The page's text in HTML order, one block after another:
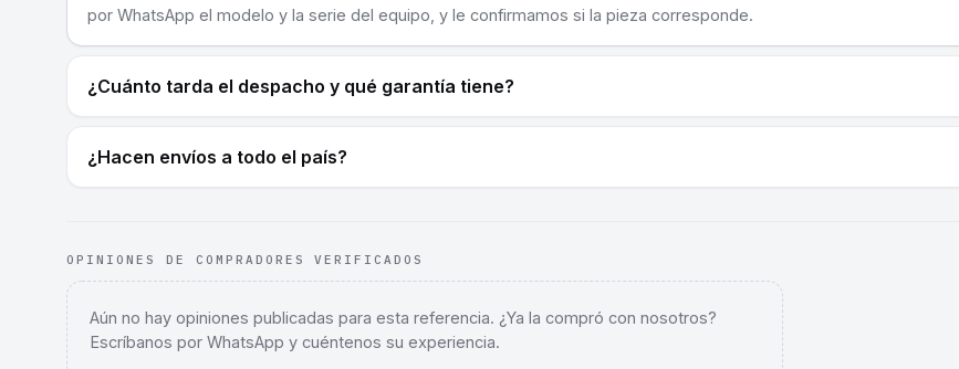
por WhatsApp el modelo y la serie del equipo, y le confirmamos si la pieza corresponde.
¿Cuánto tarda el despacho y qué garantía tiene?
¿Hacen envíos a todo el país?
OPINIONES DE COMPRADORES VERIFICADOS
Aún no hay opiniones publicadas para esta referencia. ¿Ya la compró con nosotros?
Escríbanos por WhatsApp y cuéntenos su experiencia.